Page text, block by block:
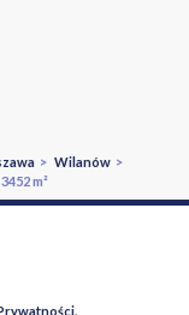
> Wilanów >
m²
.